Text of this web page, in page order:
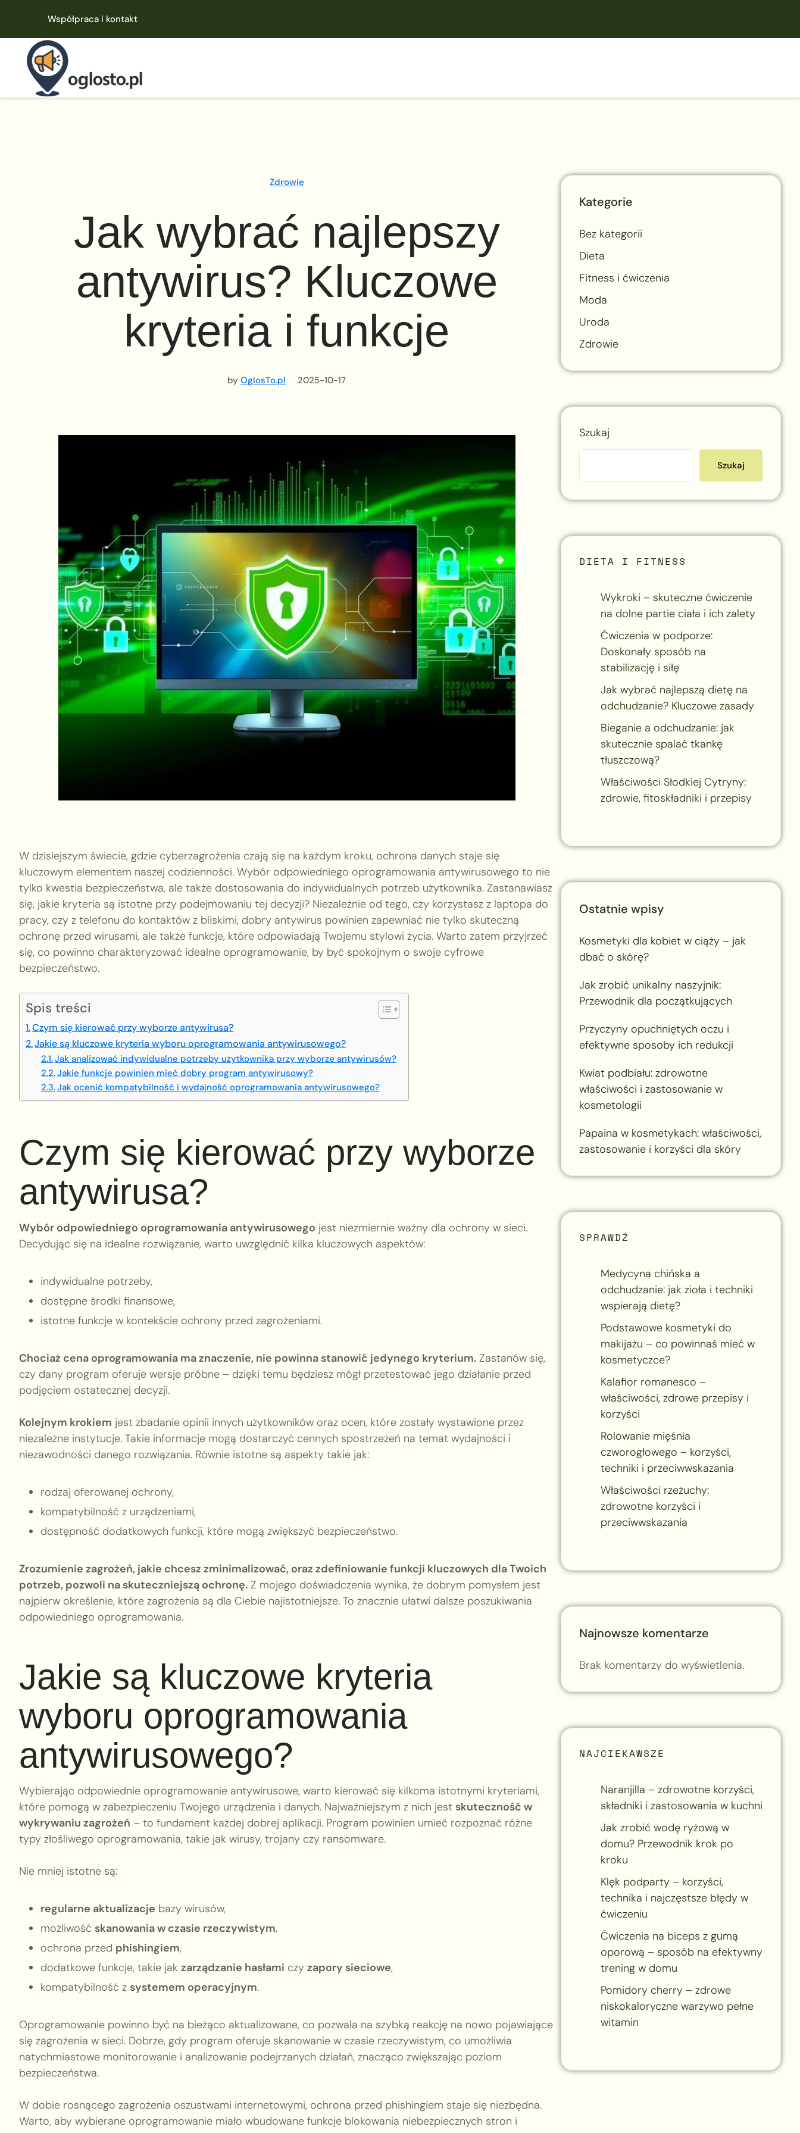
Współpraca i kontakt
Zdrowie
Jak wybrać najlepszy
antywirus? Kluczowe
kryteria i funkcje
byOglosTo.pl 2025-10-17
W dzisiejszym świecie, gdzie cyberzagrożenia czają się na każdym kroku, ochrona danych staje się
kluczowym elementem naszej codzienności. Wybór odpowiedniego oprogramowania antywirusowego to nie
tylko kwestia bezpieczeństwa, ale także dostosowania do indywidualnych potrzeb użytkownika. Zastanawiasz
się, jakie kryteria są istotne przy podejmowaniu tej decyzji? Niezależnie od tego, czy korzystasz z laptopa do
pracy, czy z telefonu do kontaktów z bliskimi, dobry antywirus powinien zapewniać nie tylko skuteczną
ochronę przed wirusami, ale także funkcje, które odpowiadają Twojemu stylowi życia. Warto zatem przyjrzeć
się, co powinno charakteryzować idealne oprogramowanie, by być spokojnym o swoje cyfrowe
bezpieczeństwo.
Spis treści
Czym się kierować przy wyborze antywirusa?
Jakie są kluczowe kryteria wyboru oprogramowania antywirusowego?
Jak analizować indywidualne potrzeby użytkownika przy wyborze antywirusów?
Jakie funkcje powinien mieć dobry program antywirusowy?
Jak ocenić kompatybilność i wydajność oprogramowania antywirusowego?
Czym się kierować przy wyborze
antywirusa?
Wybór odpowiedniego oprogramowania antywirusowego jest niezmiernie ważny dla ochrony w sieci.
Decydując się na idealne rozwiązanie, warto uwzględnić kilka kluczowych aspektów:
indywidualne potrzeby,
dostępne środki finansowe,
istotne funkcje w kontekście ochrony przed zagrożeniami.
Chociaż cena oprogramowania ma znaczenie, nie powinna stanowić jedynego kryterium. Zastanów się,
czy dany program oferuje wersje próbne – dzięki temu będziesz mógł przetestować jego działanie przed
podjęciem ostatecznej decyzji.
Kolejnym krokiem jest zbadanie opinii innych użytkowników oraz ocen, które zostały wystawione przez
niezależne instytucje. Takie informacje mogą dostarczyć cennych spostrzeżeń na temat wydajności i
niezawodności danego rozwiązania. Równie istotne są aspekty takie jak:
rodzaj oferowanej ochrony,
kompatybilność z urządzeniami,
dostępność dodatkowych funkcji, które mogą zwiększyć bezpieczeństwo.
Zrozumienie zagrożeń, jakie chcesz zminimalizować, oraz zdefiniowanie funkcji kluczowych dla Twoich
potrzeb, pozwoli na skuteczniejszą ochronę. Z mojego doświadczenia wynika, że dobrym pomysłem jest
najpierw określenie, które zagrożenia są dla Ciebie najistotniejsze. To znacznie ułatwi dalsze poszukiwania
odpowiedniego oprogramowania.
Jakie są kluczowe kryteria
wyboru oprogramowania
antywirusowego?
Wybierając odpowiednie oprogramowanie antywirusowe, warto kierować się kilkoma istotnymi kryteriami,
które pomogą w zabezpieczeniu Twojego urządzenia i danych. Najważniejszym z nich jest skuteczność w
wykrywaniu zagrożeń – to fundament każdej dobrej aplikacji. Program powinien umieć rozpoznać różne
typy złośliwego oprogramowania, takie jak wirusy, trojany czy ransomware.
Nie mniej istotne są:
regularne aktualizacje bazy wirusów,
możliwość skanowania w czasie rzeczywistym,
ochrona przed phishingiem,
dodatkowe funkcje, takie jak zarządzanie hasłami czy zapory sieciowe,
kompatybilność z systemem operacyjnym.
Oprogramowanie powinno być na bieżąco aktualizowane, co pozwala na szybką reakcję na nowo pojawiające
się zagrożenia w sieci. Dobrze, gdy program oferuje skanowanie w czasie rzeczywistym, co umożliwia
natychmiastowe monitorowanie i analizowanie podejrzanych działań, znacząco zwiększając poziom
bezpieczeństwa.
W dobie rosnącego zagrożenia oszustwami internetowymi, ochrona przed phishingiem staje się niezbędna.
Warto, aby wybierane oprogramowanie miało wbudowane funkcje blokowania niebezpiecznych stron i
Kategorie
Bez kategorii
Dieta
Fitness i ćwiczenia
Moda
Uroda
Zdrowie
Szukaj
Szukaj
DIETA I FITNESS
Wykroki – skuteczne ćwiczenie
na dolne partie ciała i ich zalety
Ćwiczenia w podporze:
Doskonały sposób na
stabilizację i siłę
Jak wybrać najlepszą dietę na
odchudzanie? Kluczowe zasady
Bieganie a odchudzanie: jak
skutecznie spalać tkankę
tłuszczową?
Właściwości Słodkiej Cytryny:
zdrowie, fitoskładniki i przepisy
Ostatnie wpisy
Kosmetyki dla kobiet w ciąży – jak
dbać o skórę?
Jak zrobić unikalny naszyjnik:
Przewodnik dla początkujących
Przyczyny opuchniętych oczu i
efektywne sposoby ich redukcji
Kwiat podbiału: zdrowotne
właściwości i zastosowanie w
kosmetologii
Papaina w kosmetykach: właściwości,
zastosowanie i korzyści dla skóry
SPRAWDŹ
Medycyna chińska a
odchudzanie: jak zioła i techniki
wspierają dietę?
Podstawowe kosmetyki do
makijażu – co powinnaś mieć w
kosmetyczce?
Kalafior romanesco –
właściwości, zdrowe przepisy i
korzyści
Rolowanie mięśnia
czworogłowego – korzyści,
techniki i przeciwwskazania
Właściwości rzeżuchy:
zdrowotne korzyści i
przeciwwskazania
Najnowsze komentarze
Brak komentarzy do wyświetlenia.
NAJCIEKAWSZE
Naranjilla – zdrowotne korzyści,
składniki i zastosowania w kuchni
Jak zrobić wodę ryżową w
domu? Przewodnik krok po
kroku
Klęk podparty – korzyści,
technika i najczęstsze błędy w
ćwiczeniu
Ćwiczenia na biceps z gumą
oporową – sposób na efektywny
trening w domu
Pomidory cherry – zdrowe
niskokaloryczne warzywo pełne
witamin